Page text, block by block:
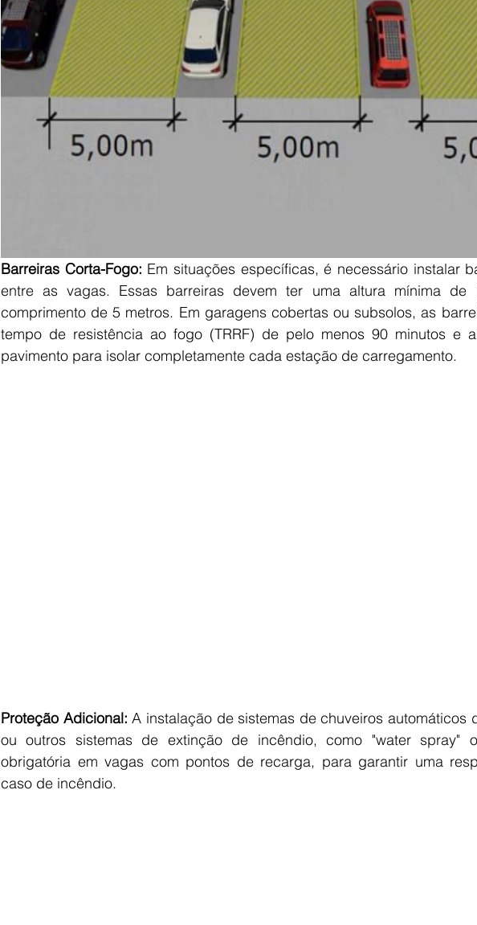
Barreiras Corta-Fogo: Em situações específicas, é necessário instalar
entre as vagas. Essas barreiras devem ter uma altura mínima de
comprimento de 5 metros. Em garagens cobertas ou subsolos, as
tempo de resistência ao fogo (TRRF) de pelo menos 90 minutos e
pavimento para isolar completamente cada estação de carregamento.
Proteção Adicional: A instalação de sistemas de chuveiros automáticos
ou outros sistemas de extinção de incêndio, como "water spray"
obrigatória em vagas com pontos de recarga, para garantir uma
caso de incêndio.